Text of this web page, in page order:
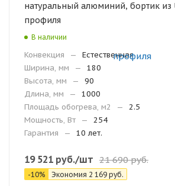
натуральный алюминий, бортик из
профиля
В наличии
Конвекция —
Естественная
Ширина, мм
—
180
Высота, мм
—
90
Длина, мм
—
1000
Площадь обогрева, м2
—
2.5
Мощность, Вт
—
254
Гарантия
— 10 лет.
19 521 руб./шт 21 690руб.
-10% Экономия 2 169 руб.